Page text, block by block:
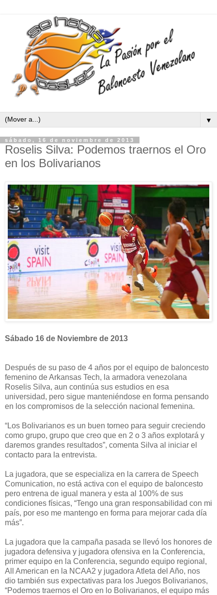
▼
sábado, 16 de noviembre de 2013
Roselis Silva: Podemos traernos el Oro
en los Bolivarianos
Sábado 16 de Noviembre de 2013
Después de su paso de 4 años por el equipo de baloncesto
femenino de Arkansas Tech, la armadora venezolana
Roselis Silva, aun continúa sus estudios en esa
universidad, pero sigue manteniéndose en forma pensando
en los compromisos de la selección nacional femenina.
“Los Bolivarianos es un buen torneo para seguir creciendo
como grupo, grupo que creo que en 2 o 3 años explotará y
daremos grandes resultados”, comenta Silva al iniciar el
contacto para la entrevista.
La jugadora, que se especializa en la carrera de Speech
Comunication, no está activa con el equipo de baloncesto
pero entrena de igual manera y esta al 100% de sus
condiciones físicas, “Tengo una gran responsabilidad con mi
país, por eso me mantengo en forma para mejorar cada día
más”.
La jugadora que la campaña pasada se llevó los honores de
jugadora defensiva y jugadora ofensiva en la Conferencia,
primer equipo en la Conferencia, segundo equipo regional,
All American en la NCAA2 y jugadora Atleta del Año, nos
dio también sus expectativas para los Juegos Bolivarianos,
“Podemos traernos el Oro en lo Bolivarianos, el equipo más